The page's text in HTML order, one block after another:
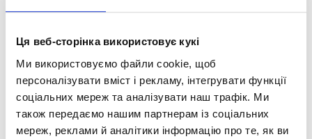
Ця веб-сторінка використовує кукі
Ми використовуємо файли cookie, щоб
персоналізувати вміст і рекламу, інтегрувати функції
соціальних мереж та аналізувати наш трафік. Ми
також передаємо нашим партнерам із соціальних
мереж, реклами й аналітики інформацію про те, як ви